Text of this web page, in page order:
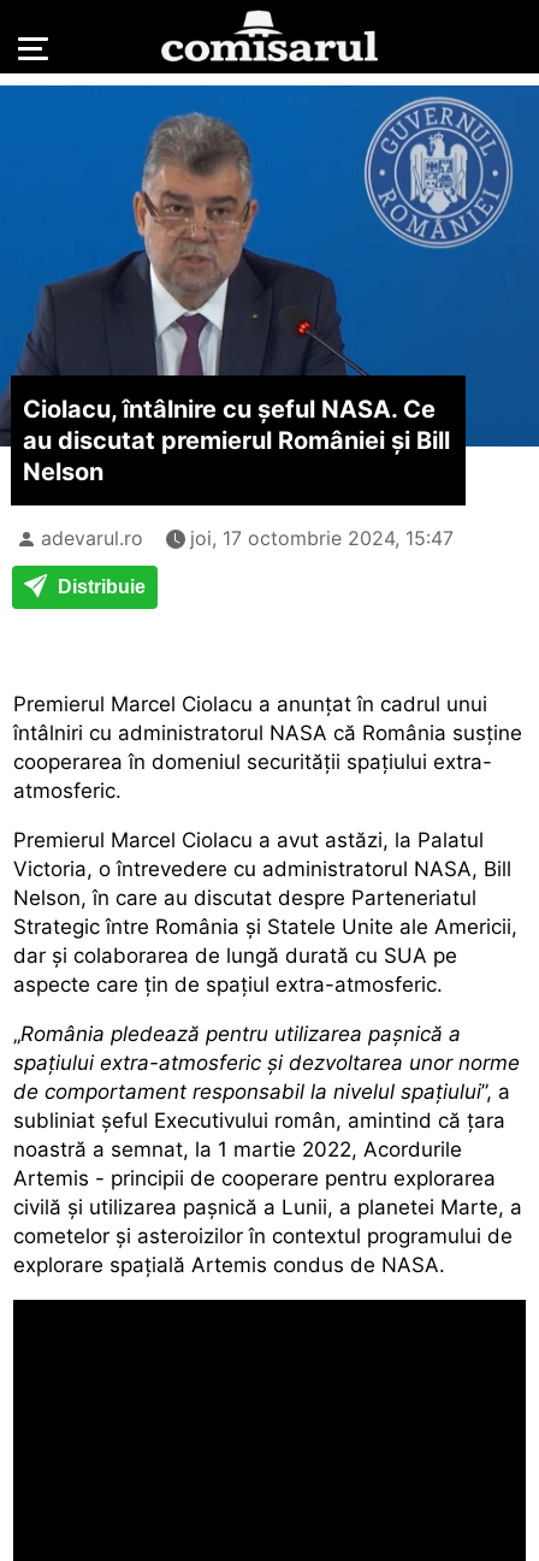
Ciolacu, întâlnire cu șeful NASA. Ce
au discutat premierul României și Bill
Nelson
adevarul.ro joi, 17 octombrie 2024, 15:47
Distribuie
Premierul Marcel Ciolacu a anunțat în cadrul unui
întâlniri cu administratorul NASA că România susține
cooperarea în domeniul securității spațiului extra-
atmosferic.
Premierul Marcel Ciolacu a avut astăzi, la Palatul
Victoria, o întrevedere cu administratorul NASA, Bill
Nelson, în care au discutat despre Parteneriatul
Strategic între România și Statele Unite ale Americii,
dar și colaborarea de lungă durată cu SUA pe
aspecte care țin de spațiul extra-atmosferic.
„România pledează pentru utilizarea pașnică a
spațiului extra-atmosferic și dezvoltarea unor norme
de comportament responsabil la nivelul spațiului”, a
subliniat șeful Executivului român, amintind că țara
noastră a semnat, la 1 martie 2022, Acordurile
Artemis - principii de cooperare pentru explorarea
civilă și utilizarea pașnică a Lunii, a planetei Marte, a
cometelor și asteroizilor în contextul programului de
explorare spațială Artemis condus de NASA.